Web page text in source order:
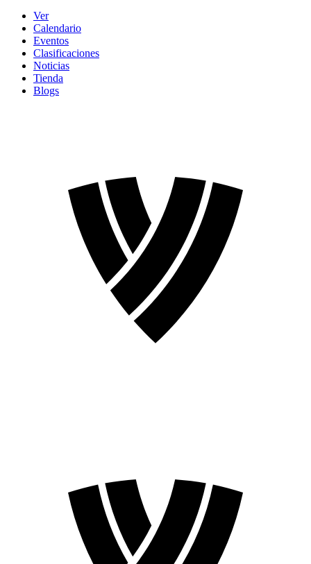
Ver
Calendario
Eventos
Clasificaciones
Noticias
Tienda
Blogs